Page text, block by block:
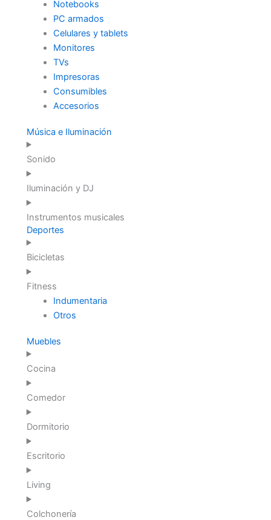
Notebooks
PC armados
Celulares y tablets
Monitores
TVs
Impresoras
Consumibles
Accesorios
Música e Iluminación
Sonido
Iluminación y DJ
Instrumentos musicales
Deportes
Bicicletas
Fitness
Indumentaria
Otros
Muebles
Cocina
Comedor
Dormitorio
Escritorio
Living
Colchonería